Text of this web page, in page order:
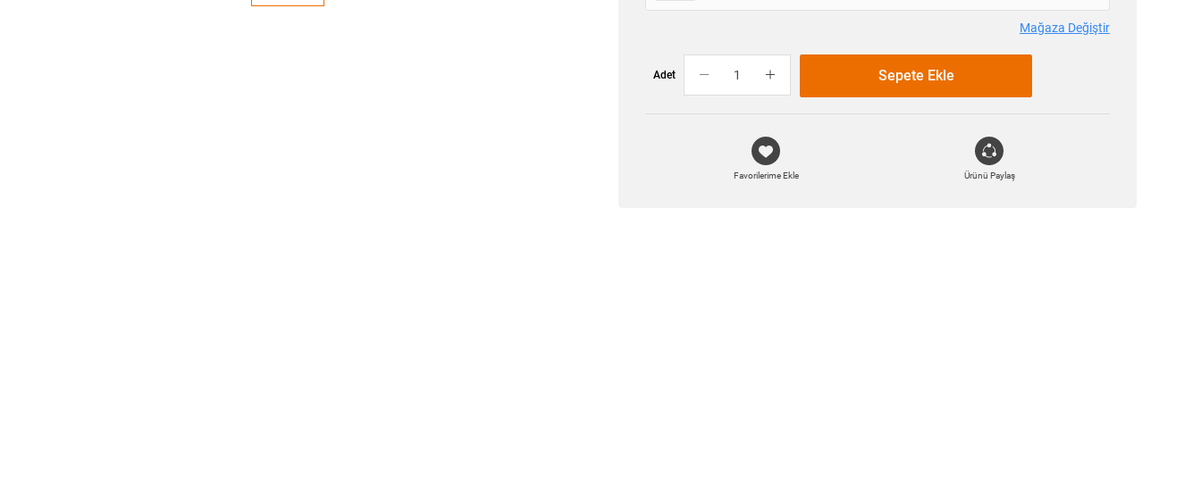
Mağaza Değiştir
Adet Sepete Ekle
Favorilerime Ekle Ürünü Paylaş